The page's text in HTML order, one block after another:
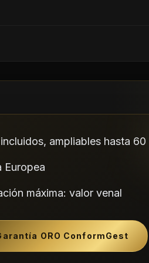
ampliables hasta 60
Europea
máxima: valor venal
ORO ConformGest